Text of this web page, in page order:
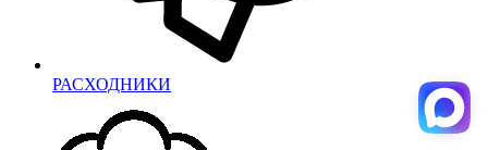
РАСХОДНИКИ